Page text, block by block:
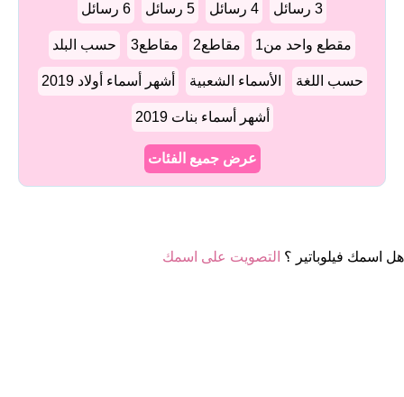
3 رسائل 4 رسائل 5 رسائل 6 رسائل
مقطع واحد من1 مقاطع2 مقاطع3 حسب البلد
حسب اللغة الأسماء الشعبية أشهر أسماء أولاد 2019
أشهر أسماء بنات 2019
عرض جميع الفئات
هل اسمك فيلوباتير ؟ التصويت على اسمك